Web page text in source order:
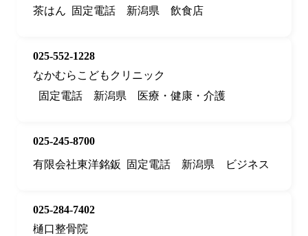
茶はん
固定電話 新潟県 飲食店
025-552-1228
なかむらこどもクリニック
固定電話
新潟県 医療・健康・介護
025-245-8700
有限会社東洋銘鈑
固定電話 新潟県 ビジネス
025-284-7402
樋口整骨院